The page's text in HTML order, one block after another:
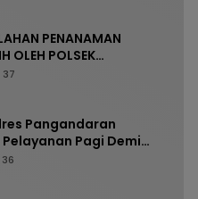
PENANAMAN
OLEH POLSEK
DUKUNG PROGRAM
37
Pangandaran
Pagi Demi
Kendaraan
36